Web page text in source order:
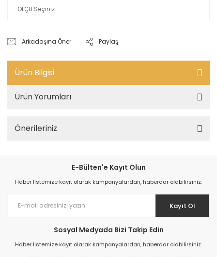
Arkadaşına Öner Paylaş
Ürün Bilgisi
Ürün Yorumları
Önerileriniz
E-Bülten'e Kayıt Olun
Haber listemize kayıt olarak kampanyalardan, haberdar olabilirsiniz.
Kayıt Ol
Sosyal Medyada Bizi Takip Edin
Haber listemize kayıt olarak kampanyalardan, haberdar olabilirsiniz.